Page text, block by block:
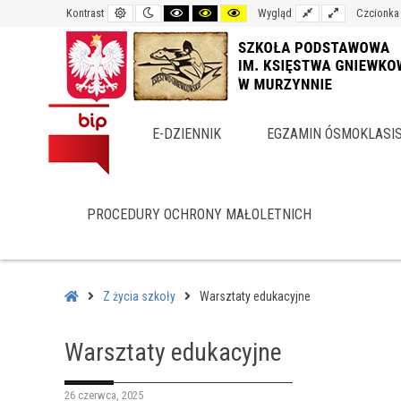
Kontrast
Default
contrast
Night
contrast
Black
and
White
contrast
Black
and
Yellow
contrast
Yellow
and
contrast
Wygląd
Fixed
layout
Wide
layout
Czcionka
E-DZIENNIK EGZAMIN
PROCEDURY OCHRONY MAŁOLETNICH
HomeZ życia szkoły Warsztaty edukacyjne
Warsztaty edukacyjne
26 czerwca, 2025